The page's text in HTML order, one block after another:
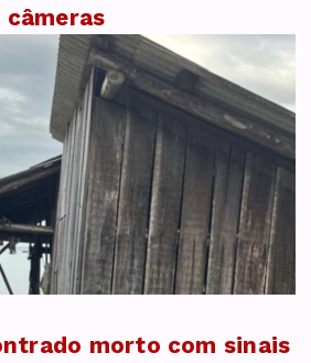
morto com sinais